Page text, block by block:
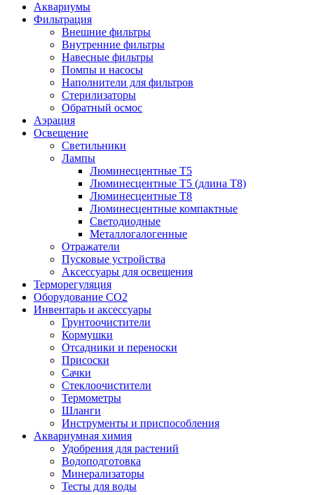
Аквариумы
Фильтрация
Внешние фильтры
Внутренние фильтры
Навесные фильтры
Помпы и насосы
Наполнители для фильтров
Стерилизаторы
Обратный осмос
Аэрация
Освещение
Светильники
Лампы
Люминесцентные T5
Люминесцентные T5 (длина T8)
Люминесцентные T8
Люминесцентные компактные
Светодиодные
Металлогалогенные
Отражатели
Пусковые устройства
Аксессуары для освещения
Терморегуляция
Оборудование CO2
Инвентарь и аксессуары
Грунтоочистители
Кормушки
Отсадники и переноски
Присоски
Сачки
Стеклоочистители
Термометры
Шланги
Инструменты и приспособления
Аквариумная химия
Удобрения для растений
Водоподготовка
Минерализаторы
Тесты для воды